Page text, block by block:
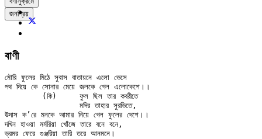
জনপ্রিয়
বাণী
মৌরি ফুলের মিঠে সুবাস বাতায়নে এলো ভেসে
পথ দিয়ে কে সোনার মেয়ে জলকে গেল এলোকেশে।।
উদাস ক’রে মনকে আমার নিয়ে গেল ফুলের দেশে।।
দখিন হাওয়া মর্মরিয়া খোঁজে তারে বনে বনে,
ভ্রমর ফেরে গুঞ্জরিয়া তারি তরে আনমনে।